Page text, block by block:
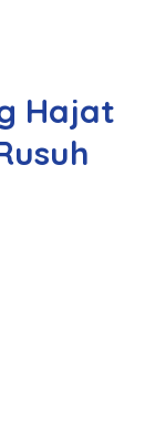
Hajat